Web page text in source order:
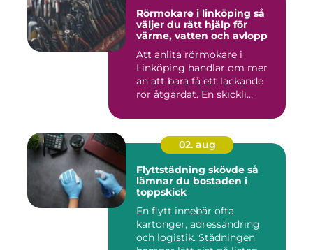
Rörmokare i linköping så
väljer du rätt hjälp för
värme, vatten och avlopp
Att anlita rörmokare i
Linköping handlar om mer
än att bara få ett läckande
rör åtgärdat. En skickli...
02. aug
Flyttstädning skövde så
lämnar du bostaden i
toppskick
En flytt innebär ofta
kartonger, adressändring
och logistik. Städningen